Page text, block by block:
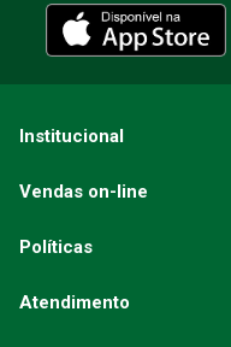
ENVIAR
Institucional
Vendas on-line
Políticas
Atendimento